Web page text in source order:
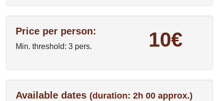
Price per person:
Min. threshold: 3 pers. 10€
Available dates (duration: 2h 00 approx.)